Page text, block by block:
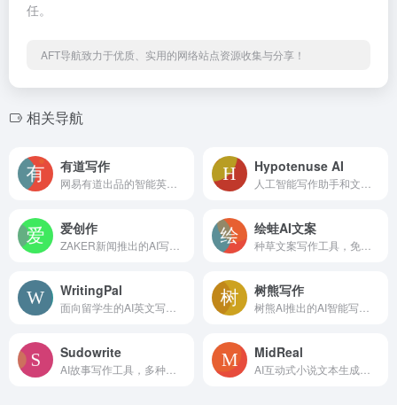
任。
AFT导航致力于优质、实用的网络站点资源收集与分享！
相关导航
有道写作 Hypotenuse AI
爱创作 绘蛙AI文案
WritingPal 树熊写作
Sudowrite MidReal